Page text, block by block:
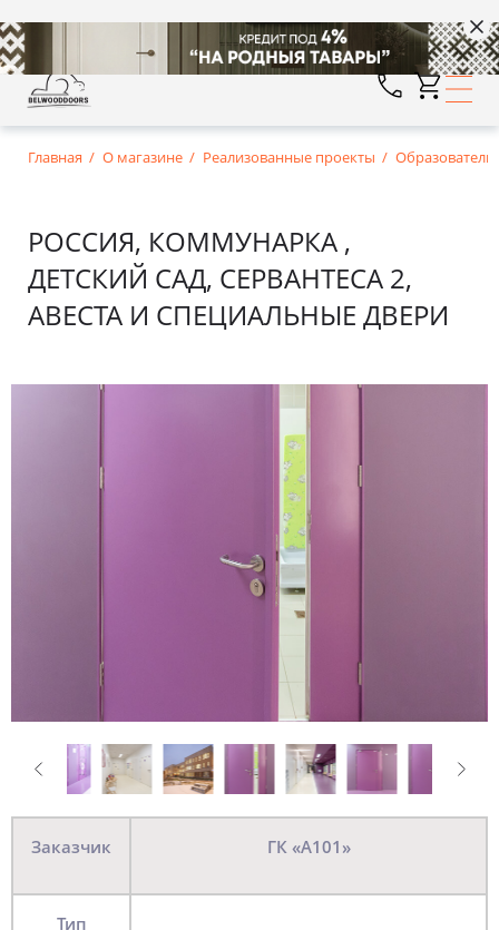
Главная О магазине Реализованные проекты
РОССИЯ, КОММУНАРКА ,
ДЕТСКИЙ САД, СЕРВАНТЕСА 2,
АВЕСТА И СПЕЦИАЛЬНЫЕ ДВЕРИ
Заказчик ГК «А101»
Тип